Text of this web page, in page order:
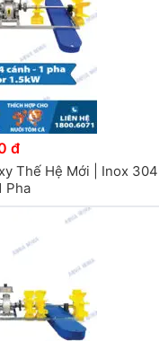
đ
Thế Hệ Mới | Inox
Pha